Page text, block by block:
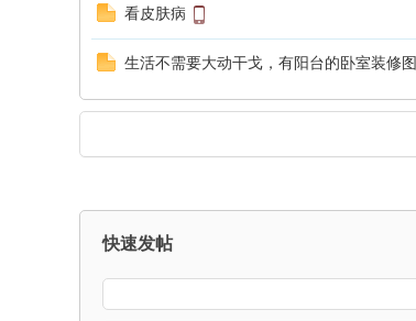
看皮肤病
生活不需要大动干戈，有阳台的卧室装修图
快速发帖